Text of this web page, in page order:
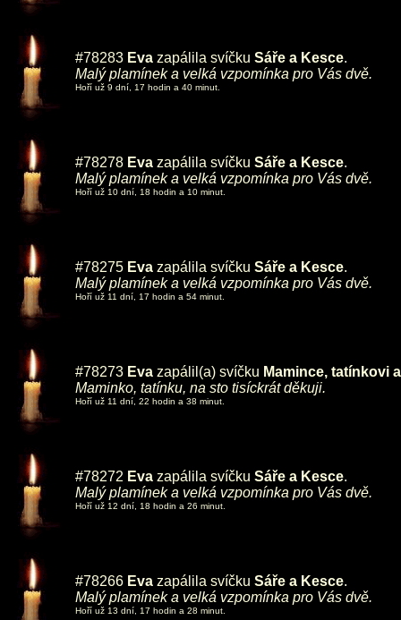
#78283 Eva zapálila svíčku Sáře a Kesce.
Malý plamínek a velká vzpomínka pro Vás dvě.
Hoří už 9 dní, 17 hodin a 40 minut.
#78278 Eva zapálila svíčku Sáře a Kesce.
Malý plamínek a velká vzpomínka pro Vás dvě.
Hoří už 10 dní, 18 hodin a 10 minut.
#78275 Eva zapálila svíčku Sáře a Kesce.
Malý plamínek a velká vzpomínka pro Vás dvě.
Hoří už 11 dní, 17 hodin a 54 minut.
#78273 Eva zapálil(a) svíčku Mamince, tatínkovi
Maminko, tatínku, na sto tisíckrát děkuji.
Hoří už 11 dní, 22 hodin a 38 minut.
#78272 Eva zapálila svíčku Sáře a Kesce.
Malý plamínek a velká vzpomínka pro Vás dvě.
Hoří už 12 dní, 18 hodin a 26 minut.
#78266 Eva zapálila svíčku Sáře a Kesce.
Malý plamínek a velká vzpomínka pro Vás dvě.
Hoří už 13 dní, 17 hodin a 28 minut.